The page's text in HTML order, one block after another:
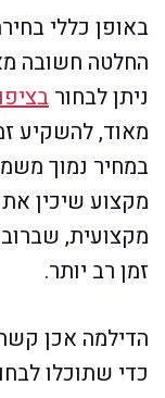
באופן כללי
החלטה חשובה
ניתן לבחור
מאוד, להשקיע
במחיר נמוך
מקצוע שיכין
מקצועית,
זמן רב יותר.
הדילמה אכן
כדי שתוכלו